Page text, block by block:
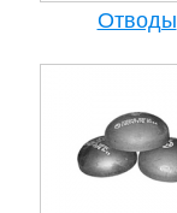
Отводы